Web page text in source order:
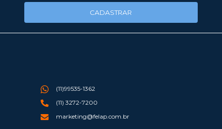
CADASTRAR
(11)99535-1362
(11) 3272-7200
marketing@felap.com.br